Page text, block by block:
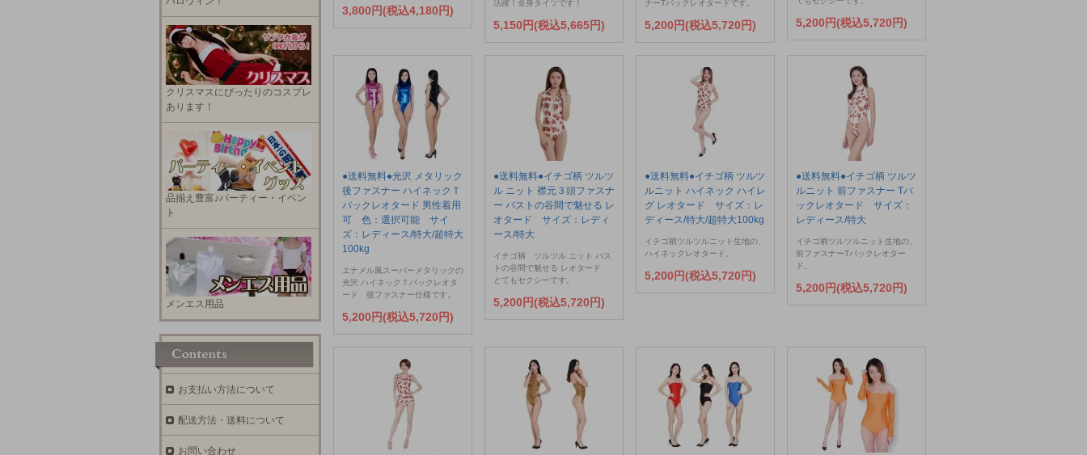
3,800円(税込4,180円)
活躍！全身タイツです！
5,150円(税込5,665円)
ナーTバックレオタードです。
5,200円(税込5,720円) 5,200円(税込5,720円)
●送料無料●光沢 メタリック
後ファスナー ハイネックＴ
バックレオタード 男性着用
可 色：選択可能 サイ
ズ：レディース/特大/超特大
100kg
エナメル風スーパーメタリックの
光沢 ハイネックＴバックレオタ
ード 後ファスナー仕様です。
5,200円(税込5,720円)
●送料無料●イチゴ柄 ツルツ
ル ニット 襟元３頭ファスナ
ー バストの谷間で魅せる レ
オタード サイズ：レディ
ース/特大
イチゴ柄 ツルツル ニット バス
トの谷間で魅せる レオタード
とてもセクシーです。
5,200円(税込5,720円)
●送料無料●イチゴ柄 ツルツ
ルニット ハイネック ハイレ
グ レオタード サイズ：レ
ディース/特大/超特大100kg
イチゴ柄ツルツルニット生地の、
ハイネックレオタード。
5,200円(税込5,720円)
●送料無料●イチゴ柄 ツルツ
ルニット 前ファスナー Tバ
ックレオタード サイズ：
レディース/特大
イチゴ柄ツルツルニット生地の、
前ファスナーTバックレオター
ド。
5,200円(税込5,720円)
クリスマスにぴったりのコスプレ
あります！
品揃え豊富♪パーティー・イベン
ト
メンエス用品
お支払い方法について
配送方法・送料について
お問い合わせ